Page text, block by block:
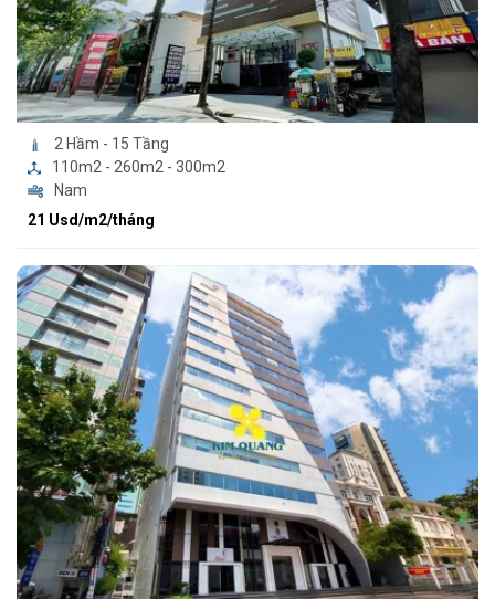
2 Hầm - 15 Tầng
110m2 - 260m2 - 300m2
Nam
21 Usd/m2/tháng